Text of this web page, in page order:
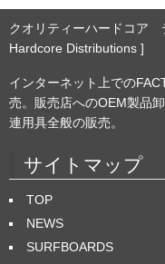
クオリティーハードコア
Hardcore Distributions ]
インターネット上での
売。販売店へのOEM製品
連用具全般の販売。
サイトマップ
TOP
NEWS
SURFBOARDS